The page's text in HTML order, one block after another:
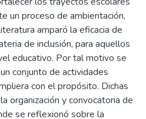
un proceso de ambientación,
amparó la eficacia de
de inclusión, para aquellos
educativo. Por tal motivo se
conjunto de actividades
con el propósito. Dichas
organización y convocatoria de
se reflexionó sobre la